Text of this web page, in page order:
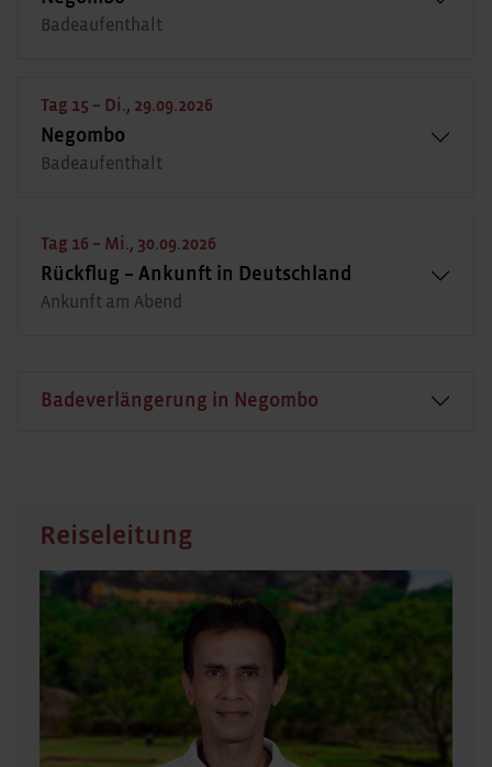
Badeaufenthalt
Tag 15 – Di., 29.09.2026
Negombo
Badeaufenthalt
Tag 16 – Mi., 30.09.2026
Rückflug – Ankunft in Deutschland
Ankunft am Abend
Badeverlängerung in Negombo
Reiseleitung